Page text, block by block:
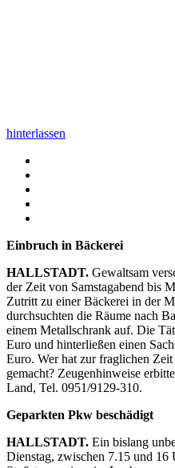
hinterlassen
Einbruch in Bäckerei
HALLSTADT. Gewaltsam
der Zeit von Samstagabend bis
Zutritt zu einer Bäckerei in der
durchsuchten die Räume nach
einem Metallschrank auf. Die
Euro und hinterließen einen
Euro. Wer hat zur fraglichen
gemacht? Zeugenhinweise
Land, Tel. 0951/9129-310.
Geparkten Pkw beschädigt
HALLSTADT. Ein bislang
Dienstag, zwischen 7.15 und 16